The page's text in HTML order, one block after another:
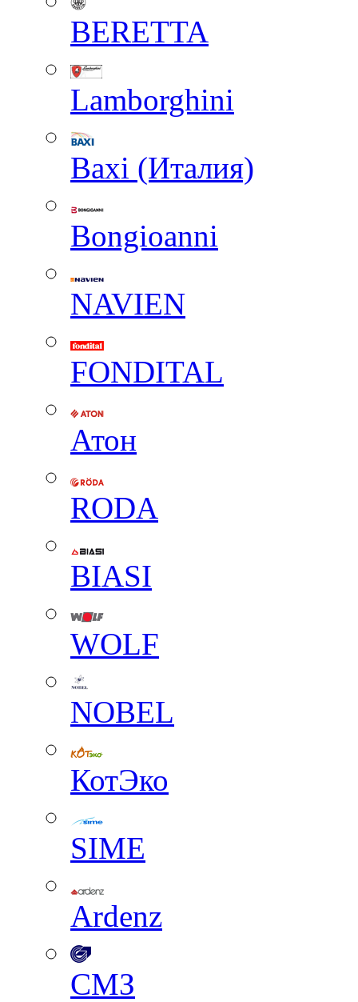
BERETTA
Lamborghini
Baxi (Италия)
Вongioanni
NAVIEN
FONDITAL
Атон
RODA
BIASI
WOLF
NOBEL
КотЭко
SIME
Ardenz
СМЗ